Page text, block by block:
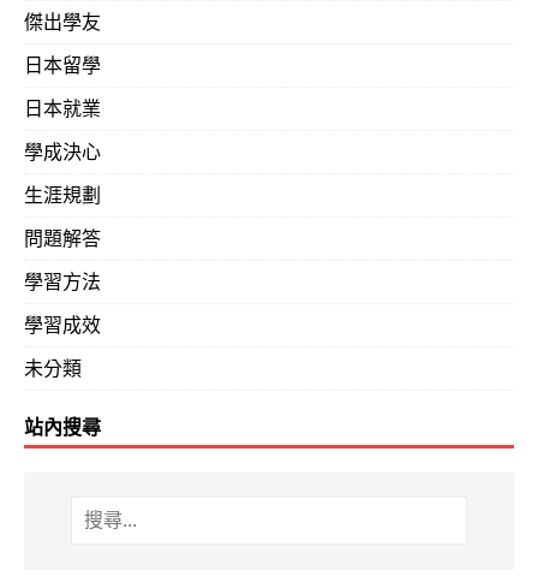
傑出學友
日本留學
日本就業
學成決心
生涯規劃
問題解答
學習方法
學習成效
未分類
站內搜尋